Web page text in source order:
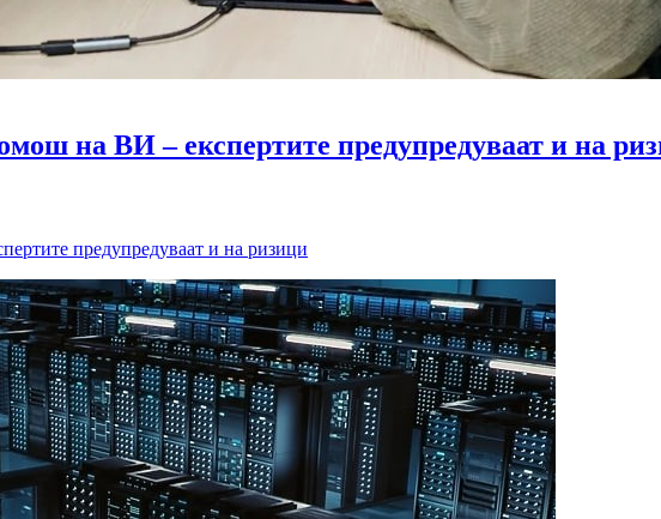
на ВИ – експертите предупредуваат и на
предупредуваат и на ризици